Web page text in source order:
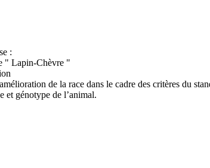
:
" Lapin-Chèvre "
de la race dans le cadre des critères du
et génotype de l’animal.